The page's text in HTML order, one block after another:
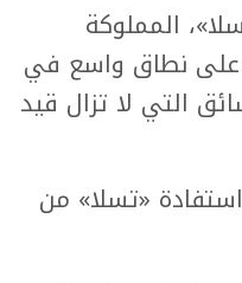
المملوكة
على نطاق واسع في
التي لا تزال قيد
«تسلا» من